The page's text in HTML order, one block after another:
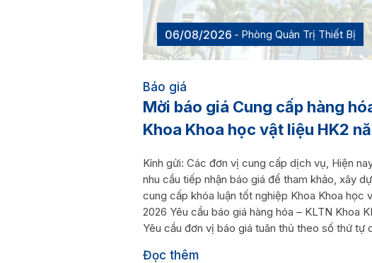
06/08/2026 Phòng Quản Trị Thiết Bị
Báo giá
Mời báo giá Cung cấp hàng
Khoa Khoa học vật liệu HK2
Kính gửi: Các đơn vị cung cấp dịch vụ, Hiện
nhu cầu tiếp nhận báo giá để tham khảo, xây
cung cấp khóa luận tốt nghiệp Khoa Khoa học
2026 Yêu cầu báo giá hàng hóa – KLTN Khoa
Yêu cầu đơn vị báo giá tuân thủ theo số thứ tự
Đọc thêm